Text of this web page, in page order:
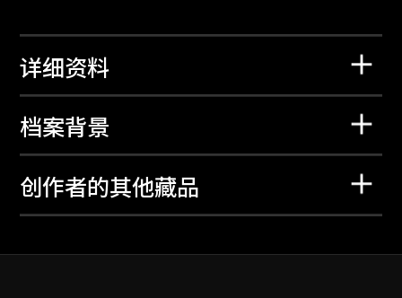
详细资料
档案背景
创作者的其他藏品